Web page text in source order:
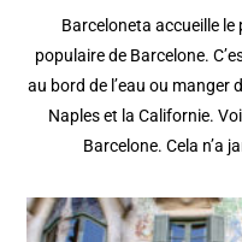
Barceloneta accueille
populaire de Barcelone.
au bord de l’eau ou manger
Naples et la Californie.
Barcelone. Cela n’a